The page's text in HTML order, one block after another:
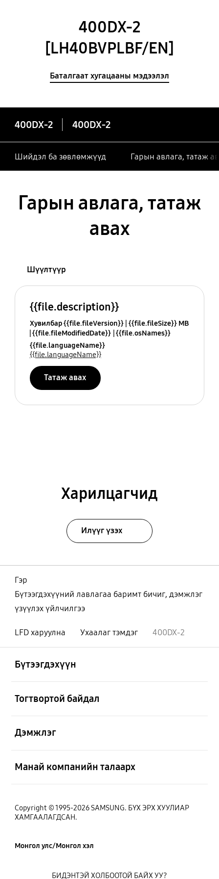
400DX-2
[LH40BVPLBF/EN]
Баталгаат хугацааны мэдээлэл
400DX-2 400DX-2
Шийдэл ба зөвлөмжүүд Гарын авлага, татаж
Гарын авлага, татаж
авах
Шүүлтүүр
{{file.description}}
Хувилбар {{file.fileVersion}} {{file.fileSize}} MB
{{file.fileModifiedDate}} {{file.osNames}}
{{file.languageName}}
{{file.languageName}}
Татаж авах
Харилцагчид
Илүүг үзэх
Гэр
Бүтээгдэхүүний лавлагаа баримт бичиг, дэмжлэг
үзүүлэх үйлчилгээ
LFD харуулна Ухаалаг тэмдэг 400DX-2
Бүтээгдэхүүн
Тогтвортой байдал
Дэмжлэг
Манай компанийн талаарх
Copyright © 1995-2026 SAMSUNG. БҮХ ЭРХ ХУУЛИАР
ХАМГААЛАГДСАН.
Монгол улс/Монгол хэл
БИДЭНТЭЙ ХОЛБООТОЙ БАЙХ УУ?